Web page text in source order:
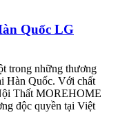
Quốc LG
trong những thương
Hàn Quốc. Với chất
Thất MOREHOME
độc quyền tại Việt